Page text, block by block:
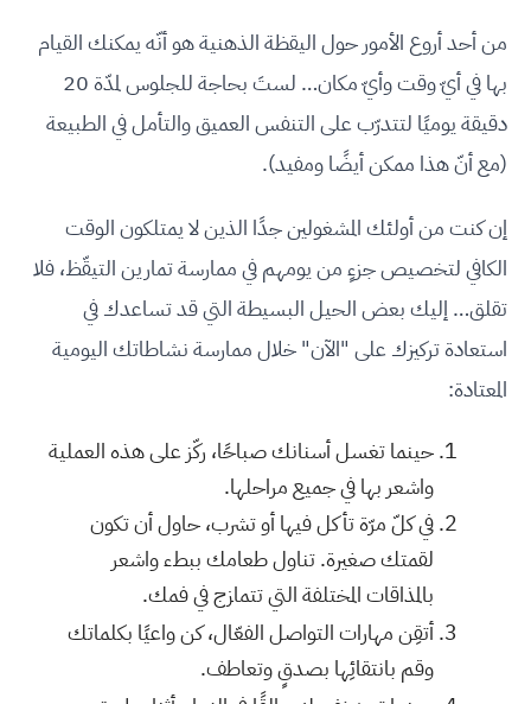
من أحد أروع الأمور حول اليقظة الذهنية هو أنّه يمكنك القيام
بها في أيّ وقت وأيّ مكان… لستَ بحاجة للجلوس لمدّة 20
دقيقة يوميًا لتتدرّب على التنفس العميق والتأمل في الطبيعة
(مع أنّ هذا ممكن أيضًا ومفيد).
إن كنت من أولئك المشغولين جدًا الذين لا يمتلكون الوقت
الكافي لتخصيص جزءٍ من يومهم في ممارسة تمارين التيقّظ، فلا
تقلق… إليك بعض الحيل البسيطة التي قد تساعدك في
استعادة تركيزك على "الآن" خلال ممارسة نشاطاتك اليومية
المعتادة:
حينما تغسل أسنانك صباحًا، ركّز على هذه العملية
واشعر بها في جميع مراحلها.
في كلّ مرّة تأكل فيها أو تشرب، حاول أن تكون
لقمتك صغيرة. تناول طعامك ببطء واشعر
بالمذاقات المختلفة التي تتمازج في فمك.
أتقِن مهارات التواصل الفعّال، كن واعيًا بكلماتك
وقم بانتقائِها بصدقٍ وتعاطف.